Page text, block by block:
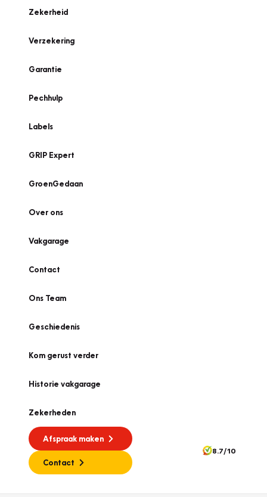
Zekerheid
Verzekering
Garantie
Pechhulp
Labels
GRIP Expert
GroenGedaan
Over ons
Vakgarage
Contact
Ons Team
Geschiedenis
Kom gerust verder
Historie vakgarage
Zekerheden
Afspraak maken
Contact
8.7/10